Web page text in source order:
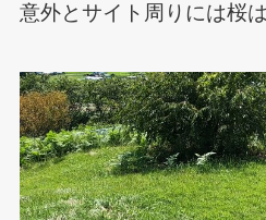
意外とサイト周りには桜